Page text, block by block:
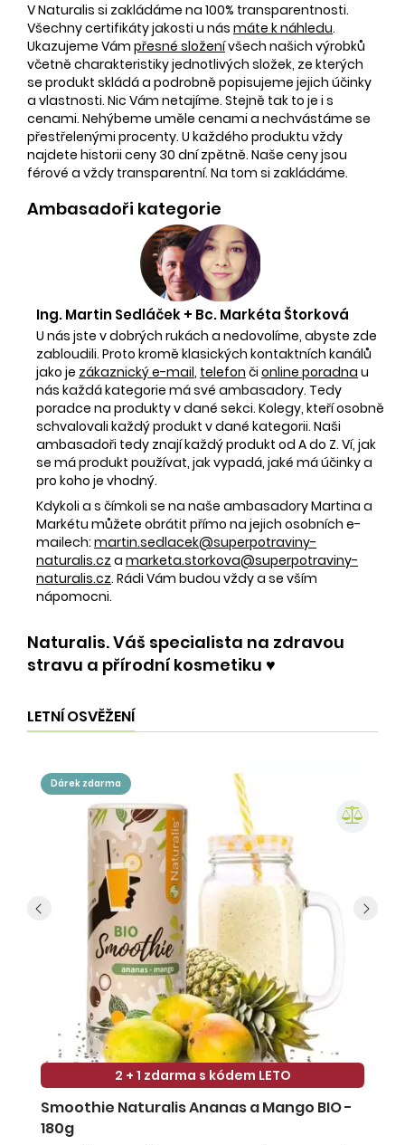
V Naturalis si zakládáme na 100% transparentnosti.
Všechny certifikáty jakosti u nás máte k náhledu.
Ukazujeme Vám přesné složenívšech našich výrobků
včetně charakteristiky jednotlivých složek, ze kterých
se produkt skládá a podrobně popisujeme jejich účinky
a vlastnosti. Nic Vám netajíme. Stejně tak to je i s
cenami. Nehýbeme uměle cenami a nechvástáme se
přestřelenými procenty. U každého produktu vždy
najdete historii ceny 30 dní zpětně. Naše ceny jsou
férové a vždy transparentní. Na tom si zakládáme.
Ambasadoři kategorie
Ing. Martin Sedláček + Bc. Markéta Štorková
U nás jste v dobrých rukách a nedovolíme, abyste zde
zabloudili. Proto kromě klasických kontaktních kanálů
jako je zákaznický e-mail, telefon či online poradna u
nás každá kategorie má své ambasadory. Tedy
poradce na produkty v dané sekci. Kolegy, kteří osobně
schvalovali každý produkt v dané kategorii. Naši
ambasadoři tedy znají každý produkt od A do Z. Ví, jak
se má produkt používat, jak vypadá, jaké má účinky a
pro koho je vhodný.
Kdykoli a s čímkoli se na naše ambasadory Martina a
Markétu můžete obrátit přímo na jejich osobních e-
mailech: martin.sedlacek@superpotraviny-
naturalis.cz a marketa.storkova@superpotraviny-
naturalis.cz. Rádi Vám budou vždy a se vším
nápomocni.
Naturalis. Váš specialista na zdravou
stravu a přírodní kosmetiku ♥️
LETNÍ OSVĚŽENÍ
dárek zdarma
2 + 1 zdarma s kódem LETO
Smoothie Naturalis Ananas a Mango BIO -
180g